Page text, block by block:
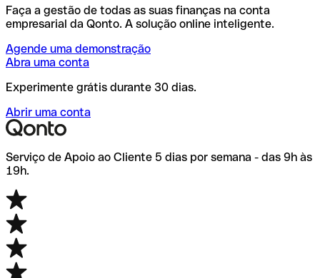
Faça a gestão de todas as suas finanças na conta
empresarial da Qonto. A solução online inteligente.
Agende uma demonstração
Abra uma conta
Experimente grátis durante 30 dias.
Abrir uma conta
Serviço de Apoio ao Cliente 5 dias por semana - das 9h às
19h.